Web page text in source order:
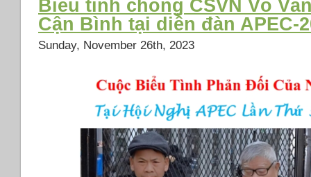
hình
sự
Biểu tình chống CSVN Võ
Cận Bình tại diễn đàn APEC-
Sunday, November 26th, 2023